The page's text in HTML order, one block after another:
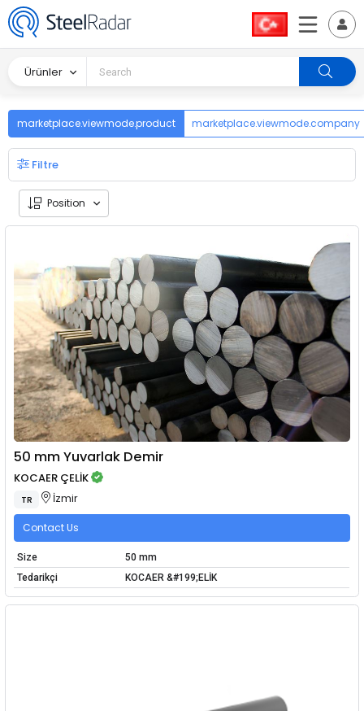
Ürünler
marketplace.viewmode.product marketplace.viewmode.company
Filtre
Position
50 mm Yuvarlak Demir
KOCAER ÇELİK
TR İzmir
Contact Us
Size
50 mm
Tedarikçi
KOCAER &#199;ELİK